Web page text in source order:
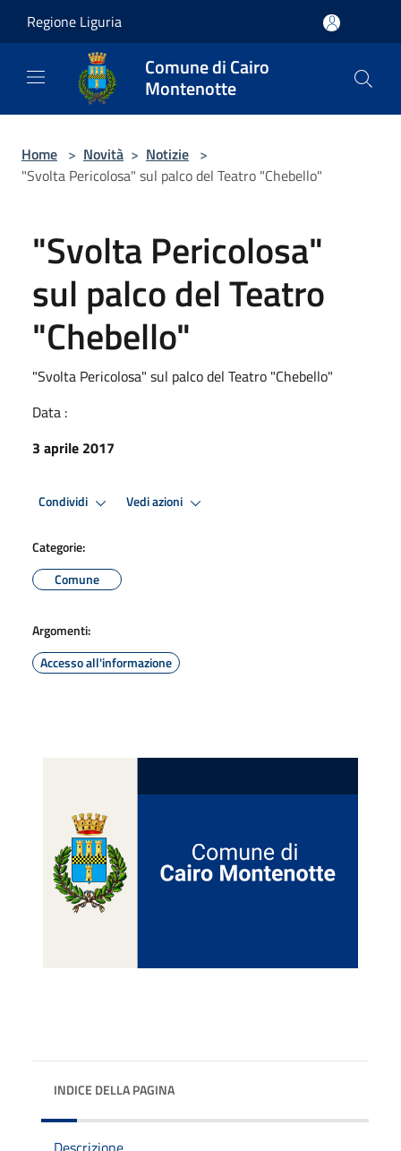
Regione Liguria
Comune di Cairo
Montenotte
Home > Novità > Notizie >
"Svolta Pericolosa" sul palco del Teatro "Chebello"
"Svolta Pericolosa"
sul palco del Teatro
"Chebello"
"Svolta Pericolosa" sul palco del Teatro "Chebello"
Data :
3 aprile 2017
Condividi Vedi azioni
Categorie:
Comune
Argomenti:
Accesso all'informazione
INDICE DELLA PAGINA